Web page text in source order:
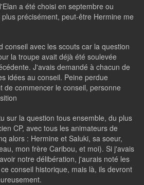
a été choisi en septembre ou
précisément, peut-être Hermine me
conseil avec les scouts car la question
la troupe avait déjà été soulevée
J'avais demandé à chacun de
idées au conseil. Peine perdue
de commencer le conseil, personne
sur la question tous ensemble, du plus
CP, avec tous les animateurs de
alors : Hermine et Saluki, sa soeur,
mon frère Caribou, et moi). Si j'avais
notre délibération, j'aurais noté les
conseil historique, mais là, ils devront